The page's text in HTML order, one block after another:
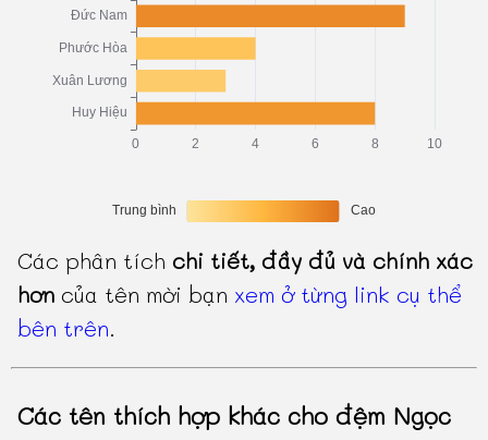
Các phân tích chi tiết, đầy đủ và chính xác
hơn của tên mời bạn xem ở từng link cụ thể
bên trên.
Các tên thích hợp khác cho đệm Ngọc